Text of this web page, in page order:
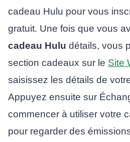
cadeau Hulu pour vous
gratuit. Une fois que vous
cadeau Hulu détails, vous
section cadeaux sur le Site
saisissez les détails de
Appuyez ensuite sur
commencer à utiliser votre
pour regarder des